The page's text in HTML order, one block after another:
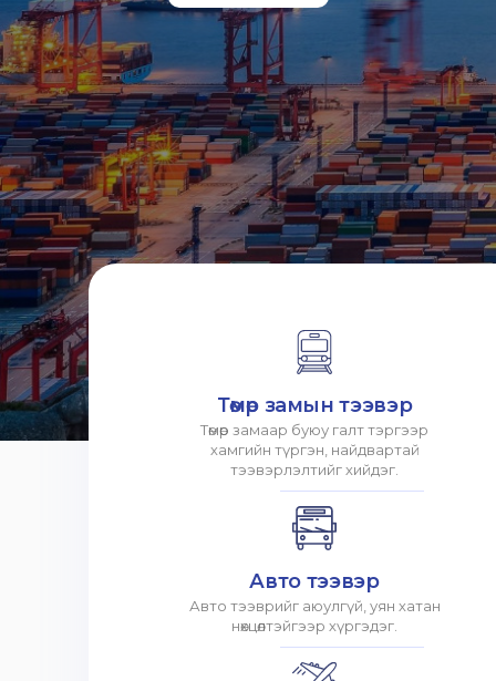
Төмөр замын тээвэр
Төмөр замаар буюу галт тэргээр
хамгийн түргэн, найдвартай
тээвэрлэлтийг хийдэг.
Авто тээвэр
Авто тээврийг аюулгүй, уян хатан
нөхцөлтэйгээр хүргэдэг.